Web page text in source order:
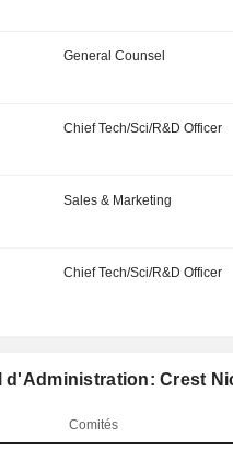
General Counsel
Chief Tech/Sci/R&D Officer
Sales & Marketing
Chief Tech/Sci/R&D Officer
d'Administration: Crest
Comités